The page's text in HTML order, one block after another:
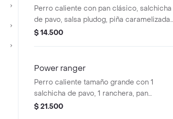
Perro caliente con pan clásico, salchicha
de pavo, salsa pludog, piña caramelizada,
mostaza, salsa de tomate, salsa rosada,
$ 14.500
Power ranger
Perro caliente tamaño grande con 1
salchicha de pavo, 1 ranchera, pan
clásico, salsa pludog, piña caramelizada,
$ 21.500